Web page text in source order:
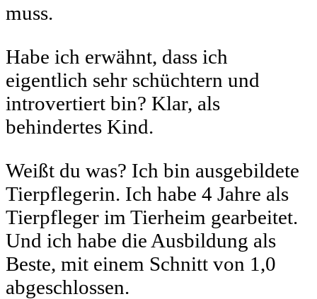
muss.
Habe ich erwähnt, dass ich
eigentlich sehr schüchtern und
introvertiert bin? Klar, als
behindertes Kind.
Weißt du was? Ich bin ausgebildete
Tierpflegerin. Ich habe 4 Jahre als
Tierpfleger im Tierheim gearbeitet.
Und ich habe die Ausbildung als
Beste, mit einem Schnitt von 1,0
abgeschlossen.